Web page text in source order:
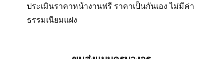
ประเมินราคาหน้างานฟรี ราคาเป็นกันเอง ไม่มีค่า
ธรรมเนียมแฝง